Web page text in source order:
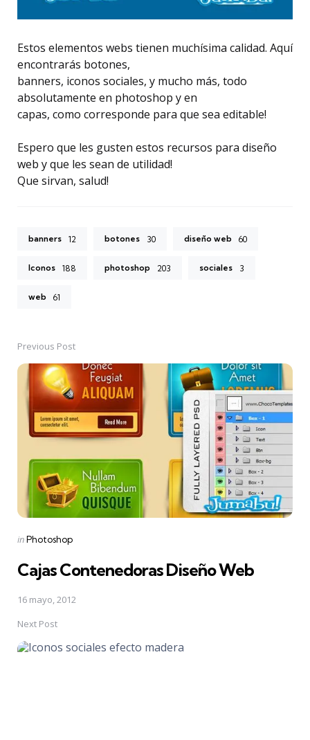
Estos elementos webs tienen muchísima calidad. Aquí
encontrarás botones,
banners, iconos sociales, y mucho más, todo
absolutamente en photoshop y en
capas, como corresponde para que sea editable!
Espero que les gusten estos recursos para diseño
web y que les sean de utilidad!
Que sirvan, salud!
banners 12 botones 30 diseño web 60
Iconos 188 photoshop 203 sociales 3
web 61
Post
navigation
Previous Post
Posted
inPhotoshop
Cajas Contenedoras Diseño Web
16 mayo, 2012
Next Post